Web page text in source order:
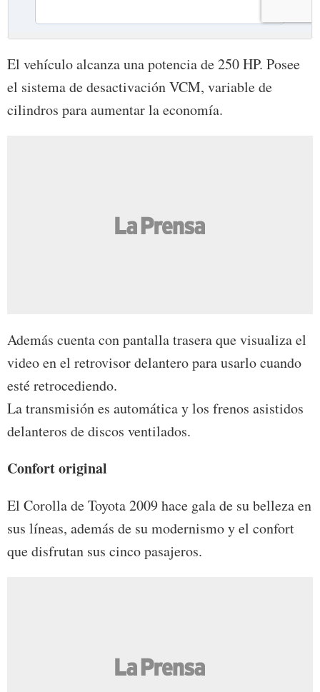
El vehículo alcanza una potencia de 250 HP. Posee
el sistema de desactivación VCM, variable de
cilindros para aumentar la economía.
Además cuenta con pantalla trasera que visualiza el
video en el retrovisor delantero para usarlo cuando
esté retrocediendo.
La transmisión es automática y los frenos asistidos
delanteros de discos ventilados.
Confort original
El Corolla de Toyota 2009 hace gala de su belleza en
sus líneas, además de su modernismo y el confort
que disfrutan sus cinco pasajeros.